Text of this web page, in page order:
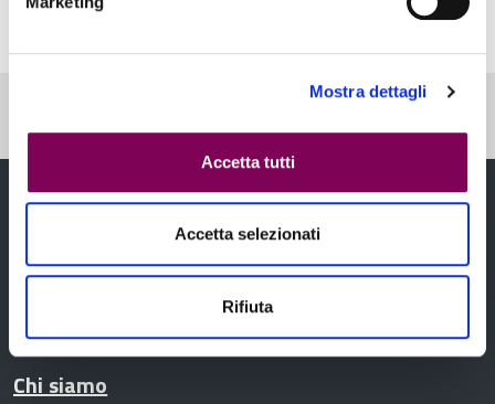
Mostra dettagli
Accetta tutti
Accetta selezionati
Rifiuta
Ultima modifica: 13 Ottobre 2023
Chi siamo